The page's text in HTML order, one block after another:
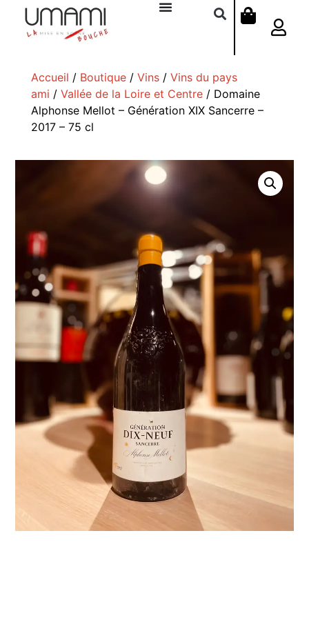
Accueil / Boutique/ Vins/ Vins du pays
ami / Vallée de la Loire et Centre/ Domaine
Alphonse Mellot – Génération XIX Sancerre –
2017 – 75 cl